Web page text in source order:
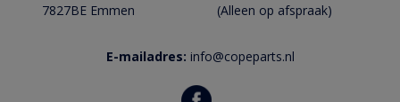
7827BE Emmen
(Alleen op afspraak)
E-mailadres: info@copeparts.nl